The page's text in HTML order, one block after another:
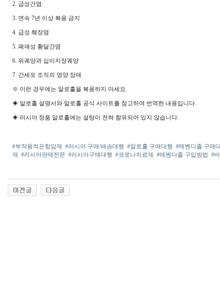
2. 급성간염
3. 연속 7년 이상 복용 금지
4. 급성 췌장염
5. 폐쇄성 황달간염
6. 위궤양과 십이지장궤양
7. 간세포 조직의 영양 장애
※ 이런 경우에는 알로홀을 복용하지 마세요.
◈ 알로홀 설명서와 알로홀 공식 사이트를 참고하여 번역한 내용입니다.
◈ 러시아 정품 알로홀에는 설탕이 전혀 함유되어 있지 않습니다.
#부작용적은항암제 #러시아 구매/배송대행 #알로홀 구매대행 #메벤다졸 구매
제
#러시아판매전문 #러시아구매대행 #코로나치료제 #메벤다졸 구입방법 #